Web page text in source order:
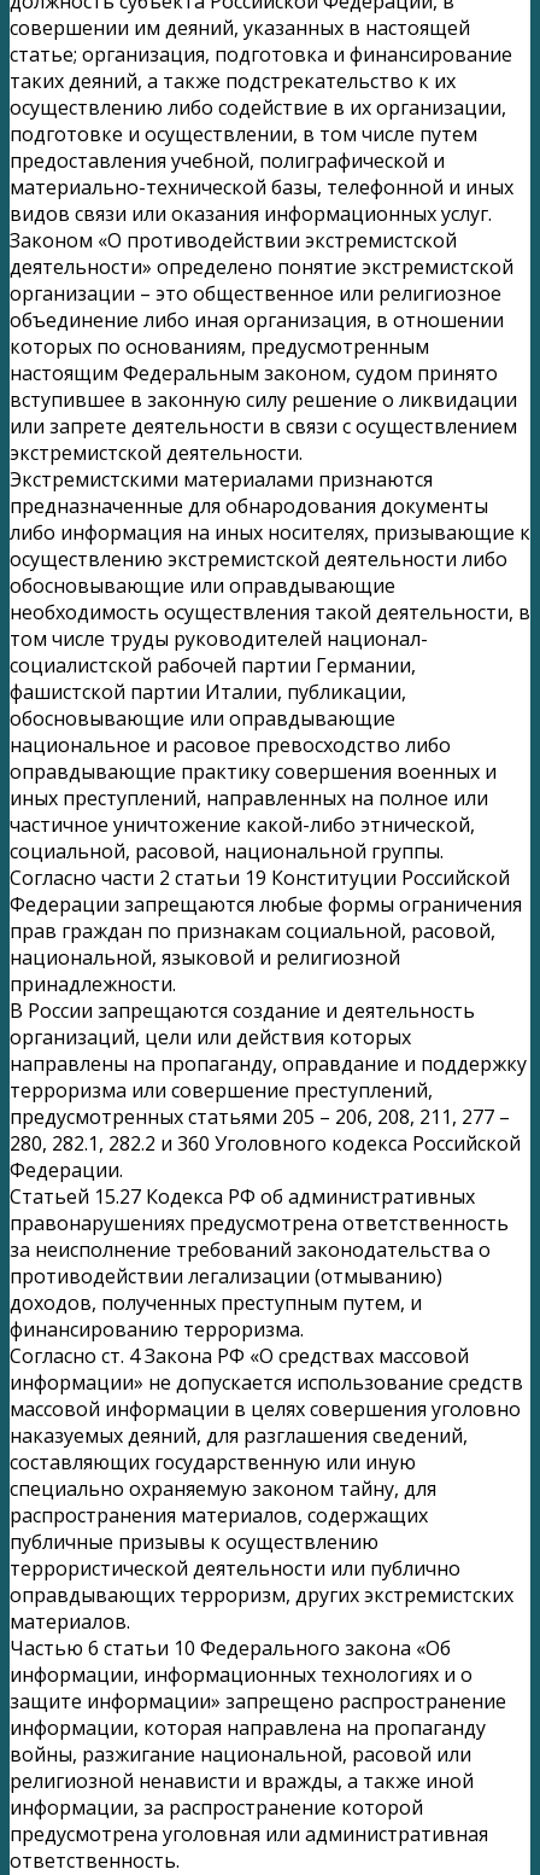
совершении им деяний, указанных в настоящей
статье; организация, подготовка и финансирование
таких деяний, а также подстрекательство к их
осуществлению либо содействие в их организации,
подготовке и осуществлении, в том числе путем
предоставления учебной, полиграфической и
материально-технической базы, телефонной и иных
видов связи или оказания информационных услуг.
Законом «О противодействии экстремистской
деятельности» определено понятие экстремистской
организации – это общественное или религиозное
объединение либо иная организация, в отношении
которых по основаниям, предусмотренным
настоящим Федеральным законом, судом принято
вступившее в законную силу решение о ликвидации
или запрете деятельности в связи с осуществлением
экстремистской деятельности.
Экстремистскими материалами признаются
предназначенные для обнародования документы
либо информация на иных носителях, призывающие к
осуществлению экстремистской деятельности либо
обосновывающие или оправдывающие
необходимость осуществления такой деятельности, в
том числе труды руководителей национал-
социалистской рабочей партии Германии,
фашистской партии Италии, публикации,
обосновывающие или оправдывающие
национальное и расовое превосходство либо
оправдывающие практику совершения военных и
иных преступлений, направленных на полное или
частичное уничтожение какой-либо этнической,
социальной, расовой, национальной группы.
Согласно части 2 статьи 19 Конституции Российской
Федерации запрещаются любые формы ограничения
прав граждан по признакам социальной, расовой,
национальной, языковой и религиозной
принадлежности.
В России запрещаются создание и деятельность
организаций, цели или действия которых
направлены на пропаганду, оправдание и поддержку
терроризма или совершение преступлений,
предусмотренных статьями 205 – 206, 208, 211, 277 –
280, 282.1, 282.2 и 360 Уголовного кодекса Российской
Федерации.
Статьей 15.27 Кодекса РФ об административных
правонарушениях предусмотрена ответственность
за неисполнение требований законодательства о
противодействии легализации (отмыванию)
доходов, полученных преступным путем, и
финансированию терроризма.
Согласно ст. 4 Закона РФ «О средствах массовой
информации» не допускается использование средств
массовой информации в целях совершения уголовно
наказуемых деяний, для разглашения сведений,
составляющих государственную или иную
специально охраняемую законом тайну, для
распространения материалов, содержащих
публичные призывы к осуществлению
террористической деятельности или публично
оправдывающих терроризм, других экстремистских
материалов.
Частью 6 статьи 10 Федерального закона «Об
информации, информационных технологиях и о
защите информации» запрещено распространение
информации, которая направлена на пропаганду
войны, разжигание национальной, расовой или
религиозной ненависти и вражды, а также иной
информации, за распространение которой
предусмотрена уголовная или административная
ответственность.